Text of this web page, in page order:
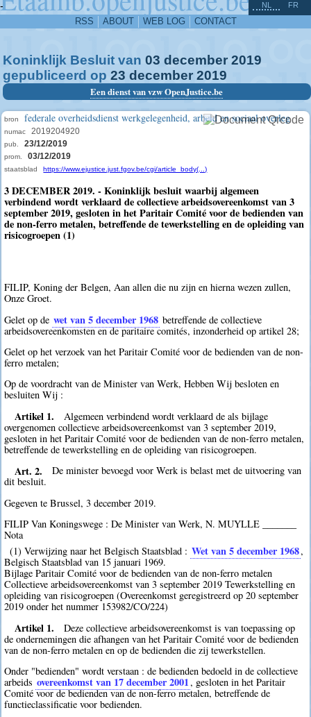
-
RSS ABOUT WEB LOG CONTACT
NL FR
Koninklijk Besluit van 03 december 2019
gepubliceerd op 23 december 2019
Een dienst van vzw OpenJustice.be
bron federale overheidsdienst werkgelegenheid, arbeid en sociaal overleg
numac 2019204920
pub. 23/12/2019
prom. 03/12/2019
staatsblad https://www.ejustice.just.fgov.be/cgi/article_body(...)
3 DECEMBER 2019. - Koninklijk besluit waarbij algemeen
verbindend wordt verklaard de collectieve arbeidsovereenkomst van 3
september 2019, gesloten in het Paritair Comité voor de bedienden van
de non-ferro metalen, betreffende de tewerkstelling en de opleiding van
risicogroepen (1)
FILIP, Koning der Belgen, Aan allen die nu zijn en hierna wezen zullen,
Onze Groet.
Gelet op de wet van 5 december 1968 betreffende de collectieve
arbeidsovereenkomsten en de paritaire comités, inzonderheid op artikel 28;
Gelet op het verzoek van het Paritair Comité voor de bedienden van de non-
ferro metalen;
Op de voordracht van de Minister van Werk, Hebben Wij besloten en
besluiten Wij :
Artikel 1.
Algemeen verbindend wordt verklaard de als bijlage
overgenomen collectieve arbeidsovereenkomst van 3 september 2019,
gesloten in het Paritair Comité voor de bedienden van de non-ferro metalen,
betreffende de tewerkstelling en de opleiding van risicogroepen.
Art. 2.
De minister bevoegd voor Werk is belast met de uitvoering van
dit besluit.
Gegeven te Brussel, 3 december 2019.
FILIP Van Koningswege : De Minister van Werk, N. MUYLLE _______
Nota
(1) Verwijzing naar het Belgisch Staatsblad : Wet van 5 december 1968,
Belgisch Staatsblad van 15 januari 1969.
Bijlage Paritair Comité voor de bedienden van de non-ferro metalen
Collectieve arbeidsovereenkomst van 3 september 2019 Tewerkstelling en
opleiding van risicogroepen (Overeenkomst geregistreerd op 20 september
2019 onder het nummer 153982/CO/224)
Artikel 1.
Deze collectieve arbeidsovereenkomst is van toepassing op
de ondernemingen die afhangen van het Paritair Comité voor de bedienden
van de non-ferro metalen en op de bedienden die zij tewerkstellen.
Onder "bedienden" wordt verstaan : de bedienden bedoeld in de collectieve
arbeids overeenkomst van 17 december 2001, gesloten in het Paritair
Comité voor de bedienden van de non-ferro metalen, betreffende de
functieclassificatie voor bedienden.
^